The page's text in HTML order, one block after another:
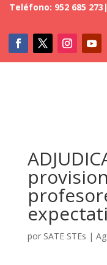
Teléfono: 952 685 273 |
por SATE STEs |